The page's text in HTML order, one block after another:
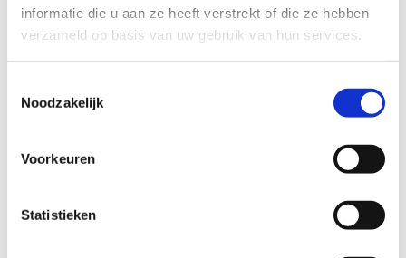
informatie die u aan ze heeft verstrekt of die ze hebben
verzameld op basis van uw gebruik van hun services.
Noodzakelijk
Voorkeuren
Statistieken
logging,
toestemming wordt mondeling geregeld
meerdere medewerkers gebruiken één
oude dossiers zijn niet goed gearchiveerd.
verantwoording praktijkhouder
, ook als de